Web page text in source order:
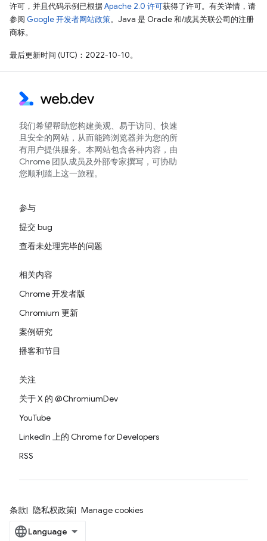
许可，并且代码示例已根据Apache 2.0 许可获得了许可。有关详情，请
参阅 Google 开发者网站政策。Java 是 Oracle 和/或其关联公司的注册
商标。
最后更新时间 (UTC)：2022-10-10。
我们希望帮助您构建美观、易于访问、快速
且安全的网站，从而能跨浏览器并为您的所
有用户提供服务。本网站包含各种内容，由
Chrome 团队成员及外部专家撰写，可协助
您顺利踏上这一旅程。
参与
提交 bug
查看未处理完毕的问题
相关内容
Chrome 开发者版
Chromium 更新
案例研究
播客和节目
关注
关于 X 的 @ChromiumDev
YouTube
LinkedIn 上的 Chrome for Developers
RSS
条款 隐私权政策 Manage cookies